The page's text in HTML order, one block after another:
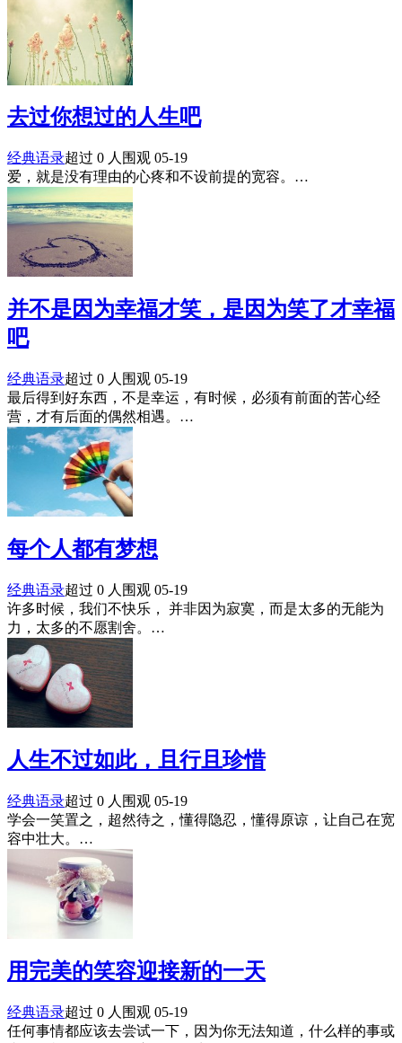
去过你想过的人生吧
经典语录超过 0 人围观 05-19
爱，就是没有理由的心疼和不设前提的宽容。…
并不是因为幸福才笑，是因为笑了才幸福
吧
经典语录超过 0 人围观 05-19
最后得到好东西，不是幸运，有时候，必须有前面的苦心经
营，才有后面的偶然相遇。…
每个人都有梦想
经典语录超过 0 人围观 05-19
许多时候，我们不快乐， 并非因为寂寞，而是太多的无能为
力，太多的不愿割舍。…
人生不过如此，且行且珍惜
经典语录超过 0 人围观 05-19
学会一笑置之，超然待之，懂得隐忍，懂得原谅，让自己在宽
容中壮大。…
用完美的笑容迎接新的一天
经典语录超过 0 人围观 05-19
任何事情都应该去尝试一下，因为你无法知道，什么样的事或